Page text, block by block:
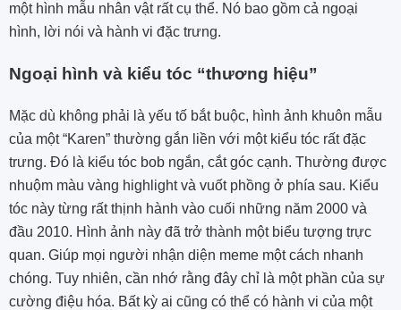
một hình mẫu nhân vật rất cụ thể. Nó bao gồm cả ngoại
hình, lời nói và hành vi đặc trưng.
Ngoại hình và kiểu tóc “thương hiệu”
Mặc dù không phải là yếu tố bắt buộc, hình ảnh khuôn mẫu
của một “Karen” thường gắn liền với một kiểu tóc rất đặc
trưng. Đó là kiểu tóc bob ngắn, cắt góc cạnh. Thường được
nhuộm màu vàng highlight và vuốt phồng ở phía sau. Kiểu
tóc này từng rất thịnh hành vào cuối những năm 2000 và
đầu 2010. Hình ảnh này đã trở thành một biểu tượng trực
quan. Giúp mọi người nhận diện meme một cách nhanh
chóng. Tuy nhiên, cần nhớ rằng đây chỉ là một phần của sự
cường điệu hóa. Bất kỳ ai cũng có thể có hành vi của một